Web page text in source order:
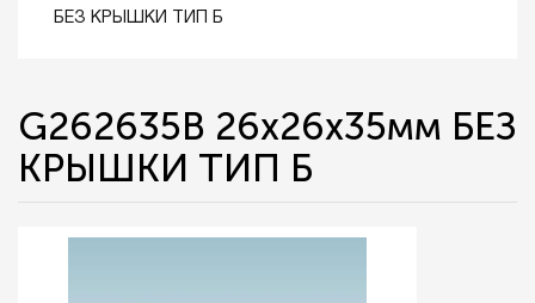
БЕЗ КРЫШКИ ТИП Б
G262635B 26x26x35мм БЕЗ
КРЫШКИ ТИП Б